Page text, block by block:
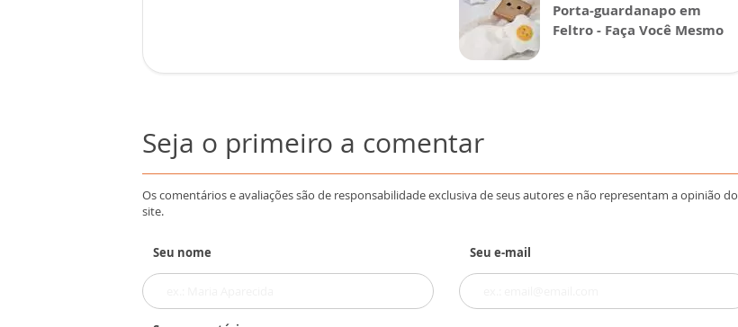
Porta-guardanapo em
Feltro - Faça Você Mesmo
Seja o primeiro a comentar
Os comentários e avaliações são de responsabilidade exclusiva de seus autores e não representam a opinião do
site.
Seu nome Seu e-mail